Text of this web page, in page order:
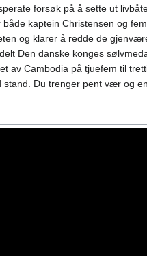
forsøk på å sette ut
kaptein Christensen og
og klarer å redde de
Den danske konges
av Cambodia på tjuefem til
Du trenger pent vær og